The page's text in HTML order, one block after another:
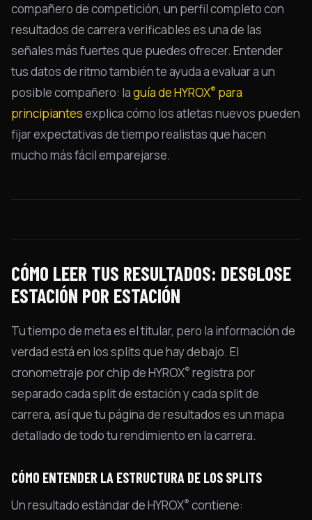
compañero de competición, un perfil completo con
resultados de carrera verificables es una de las
señales más fuertes que puedes ofrecer. Entender
tus datos de ritmo también te ayuda a evaluar a un
posible compañero: laguía de HYROX® para
principiantesexplica cómo los atletas nuevos pueden
fijar expectativas de tiempo realistas que hacen
mucho más fácil emparejarse.
CÓMO LEER TUS RESULTADOS: DESGLOSE
ESTACIÓN POR ESTACIÓN
Tu tiempo de meta es el titular, pero la información de
verdad está en los splits que hay debajo. El
cronometraje por chip de HYROX® registra por
separado cada split de estación y cada split de
carrera, así que tu página de resultados es un mapa
detallado de todo tu rendimiento en la carrera.
CÓMO ENTENDER LA ESTRUCTURA DE LOS SPLITS
Un resultado estándar de HYROX® contiene: